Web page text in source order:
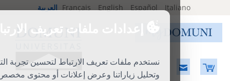
إعدادات ملفات تعريف الارتباط
نستخدم ملفات تعريف الارتباط لتحسين تجربة التصفح
وتحليل زياراتنا وعرض إعلانات أو محتوى مخصص. بالنقر
Français English Español العربية